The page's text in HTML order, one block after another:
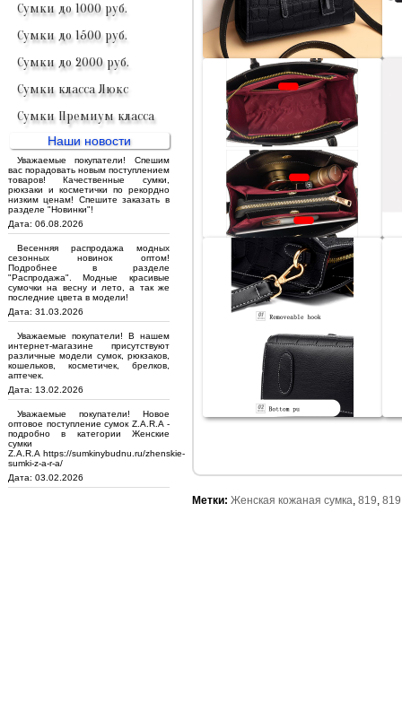
Сумки до 1000 руб.
Сумки до 1500 руб.
Сумки до 2000 руб.
Сумки класса Люкс
Сумки Премиум класса
Наши новости
Уважаемые покупатели! Спешим
вас порадовать новым поступлением
товаров! Качественные сумки,
рюкзаки и косметички по рекордно
низким ценам! Спешите заказать в
разделе "Новинки"!
Дата: 06.08.2026
Весенняя распродажа модных
сезонных новинок оптом!
Подробнее в разделе
"Распродажа". Модные красивые
сумочки на весну и лето, а так же
последние цвета в модели!
Дата: 31.03.2026
Уважаемые покупатели! В нашем
интернет-магазине присутствуют
различные модели сумок, рюкзаков,
кошельков, косметичек, брелков,
аптечек.
Дата: 13.02.2026
Уважаемые покупатели! Новое
оптовое поступление сумок Z.A.R.A -
подробно в категории Женские
сумки
Z.A.R.A https://sumkinybudnu.ru/zhenskie-
sumki-z-a-r-a/
Дата: 03.02.2026
Метки: Женская кожаная сумка 819